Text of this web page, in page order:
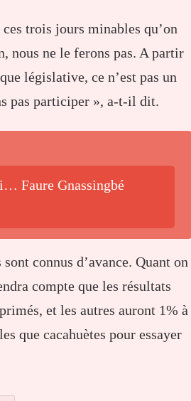
trois jours minables qu’on
nous ne le ferons pas. A partir
législative, ce n’est pas un
pas participer », a-t-il dit.
Faure Gnassingbé
connus d’avance. Quant on
compte que les résultats
et les autres auront 1% à
que cacahuètes pour essayer